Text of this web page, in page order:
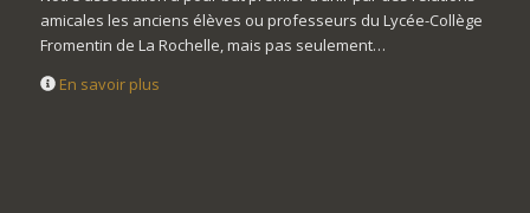
amicales les anciens élèves ou professeurs du Lycée-Collège
Fromentin de La Rochelle, mais pas seulement…
En savoir plus